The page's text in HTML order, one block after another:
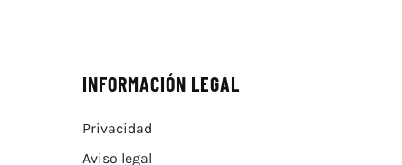
INFORMACIÓN LEGAL
Privacidad
Aviso legal